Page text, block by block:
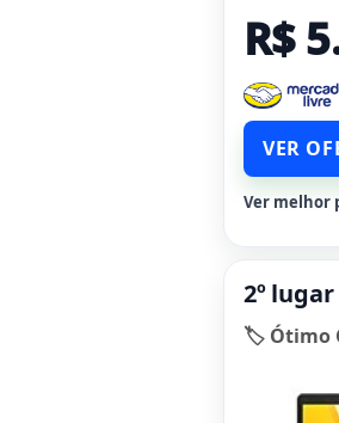
R$
VER
Ver melhor
2º lugar
🏷️ Ótimo